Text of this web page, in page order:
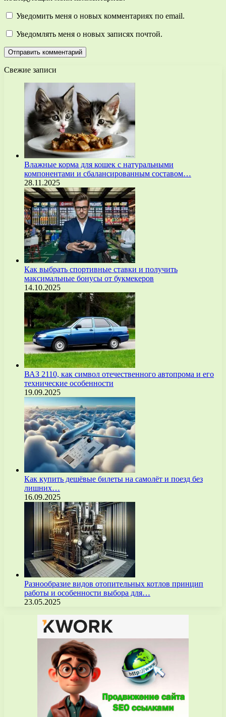
Уведомить меня о новых комментариях по email.
Уведомлять меня о новых записях почтой.
Свежие записи
Влажные корма для кошек с натуральными
компонентами и сбалансированным составом…
28.11.2025
Как выбрать спортивные ставки и получить
максимальные бонусы от букмекеров
14.10.2025
ВАЗ 2110, как символ отечественного автопрома и его
технические особенности
19.09.2025
Как купить дешёвые билеты на самолёт и поезд без
лишних…
16.09.2025
Разнообразие видов отопительных котлов принцип
работы и особенности выбора для…
23.05.2025